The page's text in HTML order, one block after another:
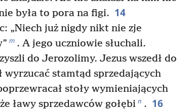
była to pora na figi. 14
„Niech już nigdy nikt nie zje
m . A jego uczniowie słuchali.
do Jerozolimy. Jezus wszedł do
wyrzucać stamtąd sprzedających
stoły wymieniających
ławy sprzedawców gołębi n . 16